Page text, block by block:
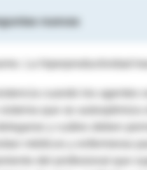
nuevas
La hiperproductividad
cuando los agentes
que se
y cuáles deben
médicos y enfermeras
del profesional que